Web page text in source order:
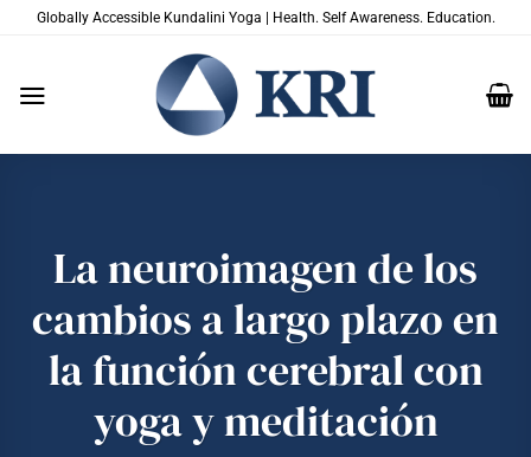
SaltarGlobally Accessible Kundalini Yoga | Health. Self Awareness. Education.
La neuroimagen de los
cambios a largo plazo en
la función cerebral con
yoga y meditación